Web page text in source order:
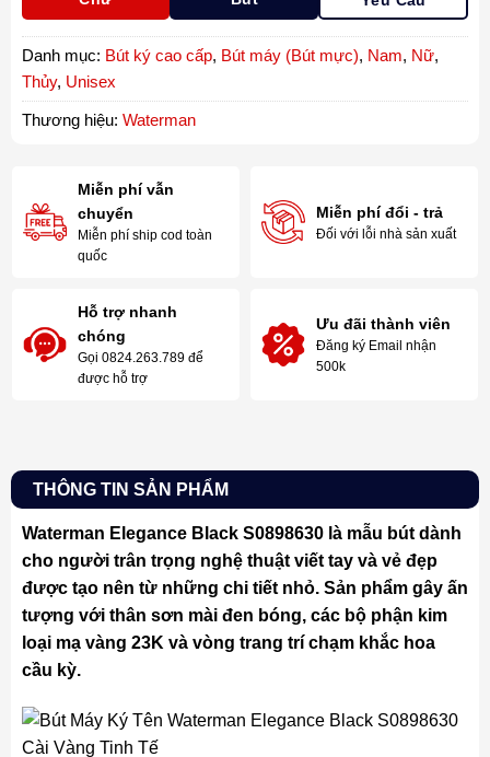
Danh mục: Bút ký cao cấp, Bút máy (Bút mực), Nam, Nữ,
Thủy, Unisex
Thương hiệu: Waterman
Miễn phí vẫn
chuyển
Miễn phí ship cod toàn
quốc
Miễn phí đổi - trả
Đối với lỗi nhà sản xuất
Hỗ trợ nhanh
chóng
Gọi 0824.263.789 để
được hỗ trợ
Ưu đãi thành viên
Đăng ký Email nhận
500k
THÔNG TIN SẢN PHẨM
Waterman Elegance Black S0898630 là mẫu bút dành
cho người trân trọng nghệ thuật viết tay và vẻ đẹp
được tạo nên từ những chi tiết nhỏ. Sản phẩm gây ấn
tượng với thân sơn mài đen bóng, các bộ phận kim
loại mạ vàng 23K và vòng trang trí chạm khắc hoa
cầu kỳ.